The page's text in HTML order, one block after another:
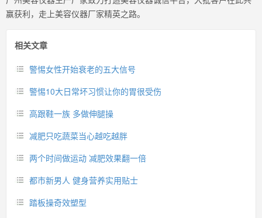
赢获利，走上美容仪器厂家精英之路。
相关文章
警惕女性开始衰老的五大信号
警惕10大日常坏习惯让你的胃很受伤
高跟鞋一族 多做伸腿操
减肥只吃蔬菜当心越吃越胖
两个时间做运动 减肥效果翻一倍
都市新男人 健身营养实用贴士
踏板操奇效塑型